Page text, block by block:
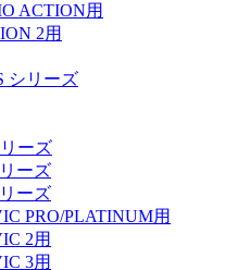
ACTION用
2用
シリーズ
ーズ
ーズ
ーズ
PRO/PLATINUM用
2用
3用